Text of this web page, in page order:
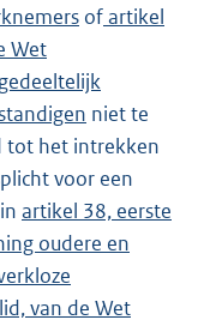
ofartikel
Wet
niet te
tot het intrekken
voor een
artikel 38, eerste
oudere en
van de Wet